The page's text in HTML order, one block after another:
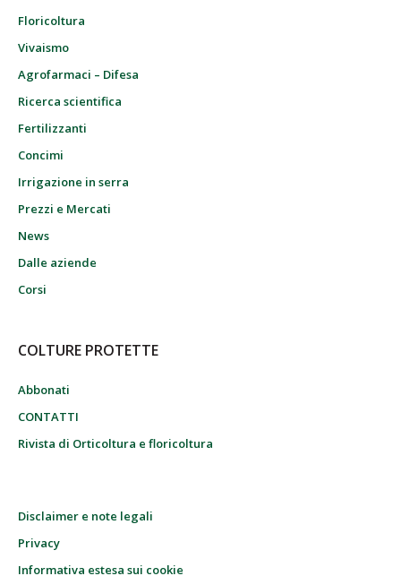
Floricoltura
Vivaismo
Agrofarmaci – Difesa
Ricerca scientifica
Fertilizzanti
Concimi
Irrigazione in serra
Prezzi e Mercati
News
Dalle aziende
Corsi
COLTURE PROTETTE
Abbonati
CONTATTI
Rivista di Orticoltura e floricoltura
Disclaimer e note legali
Privacy
Informativa estesa sui cookie